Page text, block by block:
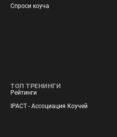
Спроси коуча
ТОП ТРЕНИНГИ
Рейтинги
IPACT - Ассоциация Коучей